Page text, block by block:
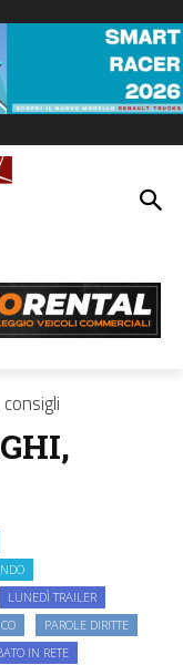
LUNEDÌ TRAILER
PAROLE DIRITTE
IN RETE